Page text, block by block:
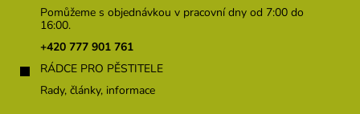
Pomůžeme s objednávkou v pracovní dny od 7:00 do
16:00.
+420 777 901 761
RÁDCE PRO PĚSTITELE
Rady, články, informace